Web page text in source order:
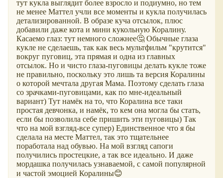
тут кукла выглядит более взросло и подиумно, но тем
не менее Маттел учли все моменты и кукла получилась
детализированной. В образе куча отсылок, плюс
добавили даже кота и мини кукольную Коралину.
Касаемо глаз: тут немного сложнее🤔 Обычные глаза
кукле не сделаешь, так как весь мультфильм "крутится"
вокруг пуговиц, эта прямая и одна из главных
отсылок. Но и чисто глаза-пуговицы делать кукле тоже
не правильно, поскольку это лишь та версия Коралины
о которой мечтала другая Мама. Поэтому сделать глаза
со зрачками-пуговицами, как по мне-идеальный
вариант) Тут намёк на то, что Коралина все таки
простая девчонка, и намёк, то кем она могла бы стать,
если бы позволила себе пришить эти пуговицы) Так
что на мой взгляд-все супер) Единственное что я бы
сделала на месте Маттел, так это тщательнее
поработала над обувью. На мой взгляд сапоги
получились простецкие, а так все идеально. И даже
мордашка получилась узнаваемой, с самой популярной
и частой эмоцией Коралины😊